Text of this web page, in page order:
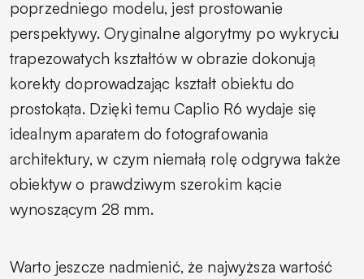
poprzedniego modelu, jest prostowanie
perspektywy. Oryginalne algorytmy po wykryciu
trapezowatych kształtów w obrazie dokonują
korekty doprowadzając kształt obiektu do
prostokąta. Dzięki temu Caplio R6 wydaje się
idealnym aparatem do fotografowania
architektury, w czym niemałą rolę odgrywa także
obiektyw o prawdziwym szerokim kącie
wynoszącym 28 mm.
Warto jeszcze nadmienić, że najwyższa wartość